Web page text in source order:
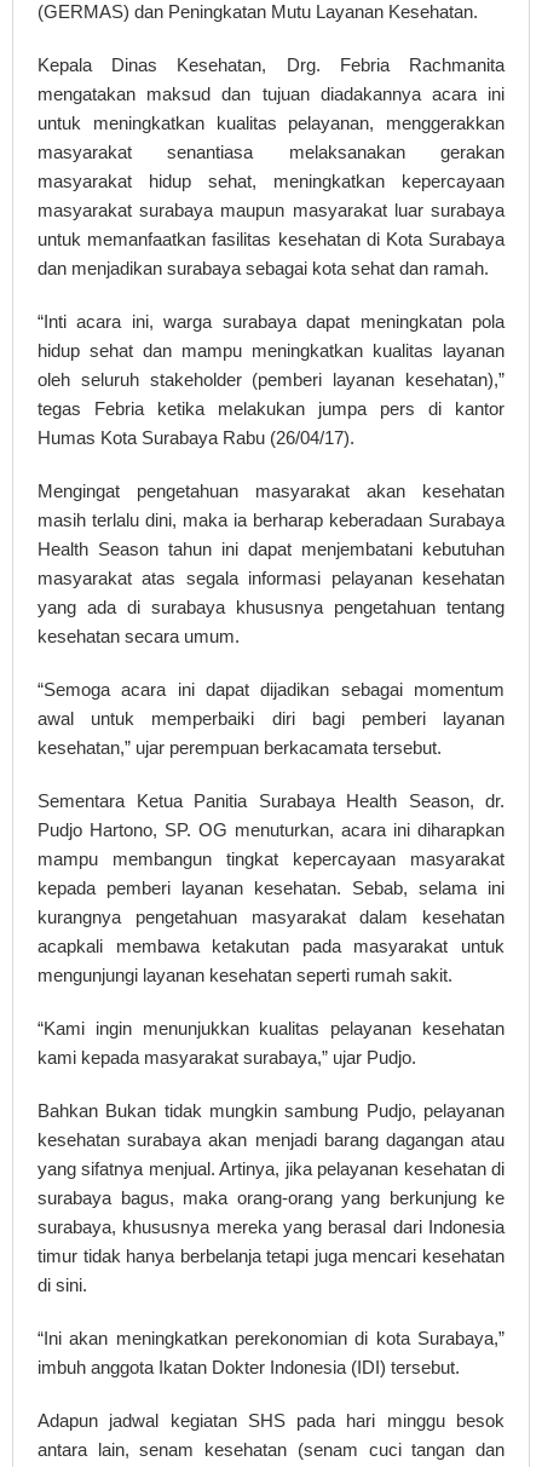
(GERMAS) dan Peningkatan Mutu Layanan Kesehatan.
Kepala Dinas Kesehatan, Drg. Febria Rachmanita
mengatakan maksud dan tujuan diadakannya acara ini
untuk meningkatkan kualitas pelayanan, menggerakkan
masyarakat senantiasa melaksanakan gerakan
masyarakat hidup sehat, meningkatkan kepercayaan
masyarakat surabaya maupun masyarakat luar surabaya
untuk memanfaatkan fasilitas kesehatan di Kota Surabaya
dan menjadikan surabaya sebagai kota sehat dan ramah.
“Inti acara ini, warga surabaya dapat meningkatan pola
hidup sehat dan mampu meningkatkan kualitas layanan
oleh seluruh stakeholder (pemberi layanan kesehatan),”
tegas Febria ketika melakukan jumpa pers di kantor
Humas Kota Surabaya Rabu (26/04/17).
Mengingat pengetahuan masyarakat akan kesehatan
masih terlalu dini, maka ia berharap keberadaan Surabaya
Health Season tahun ini dapat menjembatani kebutuhan
masyarakat atas segala informasi pelayanan kesehatan
yang ada di surabaya khususnya pengetahuan tentang
kesehatan secara umum.
“Semoga acara ini dapat dijadikan sebagai momentum
awal untuk memperbaiki diri bagi pemberi layanan
kesehatan,” ujar perempuan berkacamata tersebut.
Sementara Ketua Panitia Surabaya Health Season, dr.
Pudjo Hartono, SP. OG menuturkan, acara ini diharapkan
mampu membangun tingkat kepercayaan masyarakat
kepada pemberi layanan kesehatan. Sebab, selama ini
kurangnya pengetahuan masyarakat dalam kesehatan
acapkali membawa ketakutan pada masyarakat untuk
mengunjungi layanan kesehatan seperti rumah sakit.
“Kami ingin menunjukkan kualitas pelayanan kesehatan
kami kepada masyarakat surabaya,” ujar Pudjo.
Bahkan Bukan tidak mungkin sambung Pudjo, pelayanan
kesehatan surabaya akan menjadi barang dagangan atau
yang sifatnya menjual. Artinya, jika pelayanan kesehatan di
surabaya bagus, maka orang-orang yang berkunjung ke
surabaya, khususnya mereka yang berasal dari Indonesia
timur tidak hanya berbelanja tetapi juga mencari kesehatan
di sini.
“Ini akan meningkatkan perekonomian di kota Surabaya,”
imbuh anggota Ikatan Dokter Indonesia (IDI) tersebut.
Adapun jadwal kegiatan SHS pada hari minggu besok
antara lain, senam kesehatan (senam cuci tangan dan